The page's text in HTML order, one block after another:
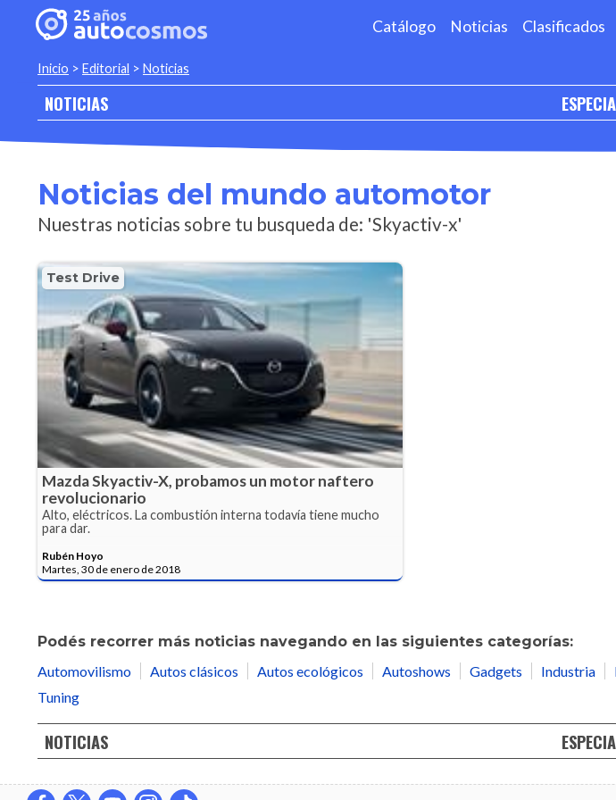
Catálogo Noticias Clasificados
Inicio > Editorial > Noticias
NOTICIAS
Noticias del mundo automotor
Nuestras noticias sobre tu busqueda de: 'Skyactiv-x'
Test Drive
Mazda Skyactiv-X, probamos un motor naftero
revolucionario
Alto, eléctricos. La combustión interna todavía tiene mucho
para dar.
Rubén Hoyo
Martes, 30 de enero de 2018
Podés recorrer más noticias navegando en las siguientes categorías:
Automovilismo
Autos clásicos Autos ecológicos Autoshows Gadgets Industria
Tuning
NOTICIAS